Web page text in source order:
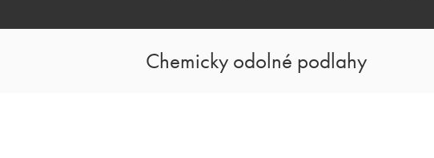
Chemicky odolné podlahy